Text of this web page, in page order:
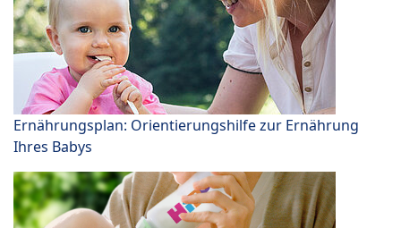
Ernährungsplan: Orientierungshilfe zur Ernährung
Ihres Babys